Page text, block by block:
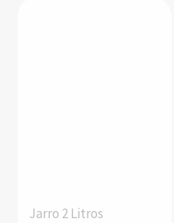
Jarro 2 Litros